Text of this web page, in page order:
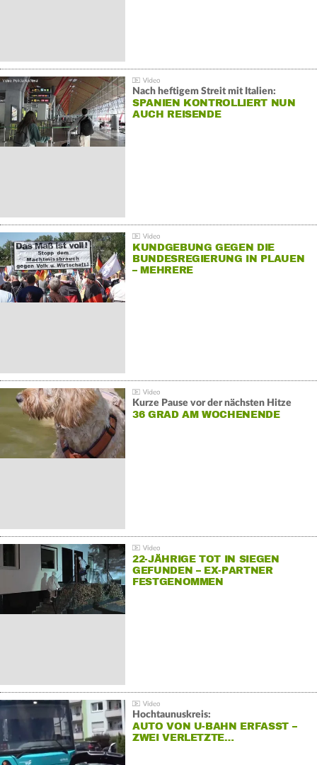
Nach heftigem Streit mit Italien:
SPANIEN KONTROLLIERT NUN
AUCH REISENDE
KUNDGEBUNG GEGEN DIE
BUNDESREGIERUNG IN PLAUEN
– MEHRERE
Kurze Pause vor der nächsten Hitze
36 GRAD AM WOCHENENDE
22-JÄHRIGE TOT IN SIEGEN
GEFUNDEN – EX-PARTNER
FESTGENOMMEN
Hochtaunuskreis:
AUTO VON U-BAHN ERFASST –
ZWEI VERLETZTE…